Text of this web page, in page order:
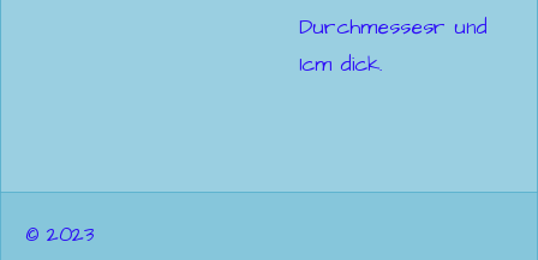
Durchmessesr und
1cm dick.
© 2023